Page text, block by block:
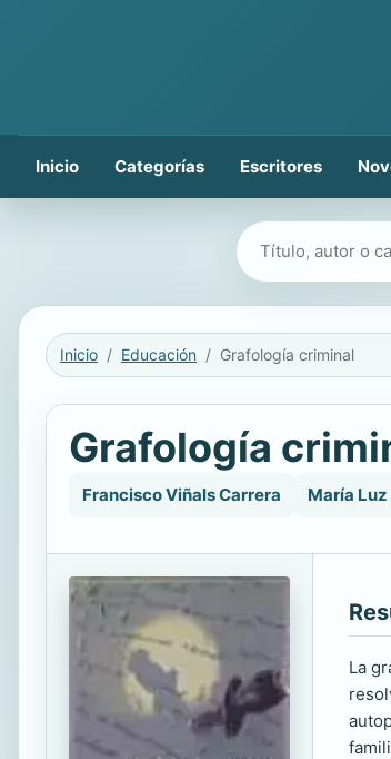
Inicio Categorías Escritores
Buscar libros
Inicio Educación Grafología criminal
Grafología
Francisco Viñals Carrera María
La